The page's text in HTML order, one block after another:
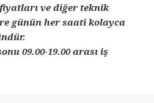
ve diğer teknik
günün her saati kolayca
09.00-19.00 arası iş